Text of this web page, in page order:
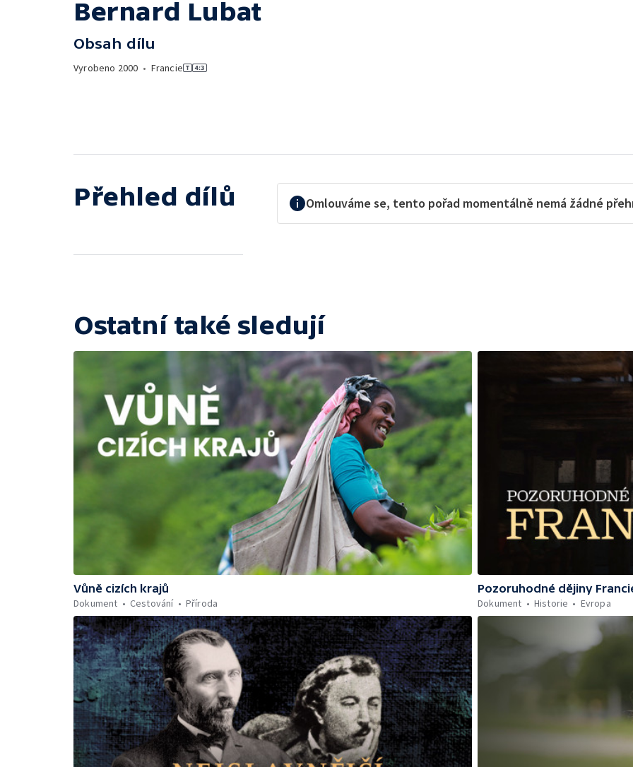
Bernard Lubat
Obsah dílu
Vyrobeno 2000 • Francie
Přehled dílů Omlouváme se, tento pořad momentálně nemá žádné
Ostatní také sledují
Vůně cizích krajů
Dokument
Cestování Příroda
Pozoruhodné dějiny
Dokument
Historie Evropa